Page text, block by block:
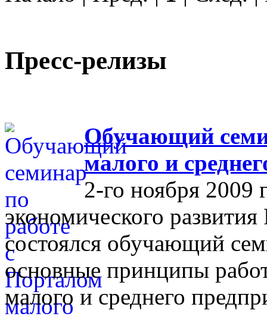
Пресс-релизы
Обучающий
малого и
2-го ноября 2009
экономического
состоялся обучающий
основные принципы
малого и среднего